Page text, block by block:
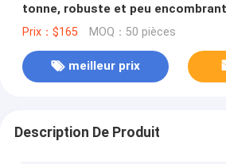
tonne, robuste et peu
Prix：$165 MOQ：50 pièces
meilleur prix
Description De Produit